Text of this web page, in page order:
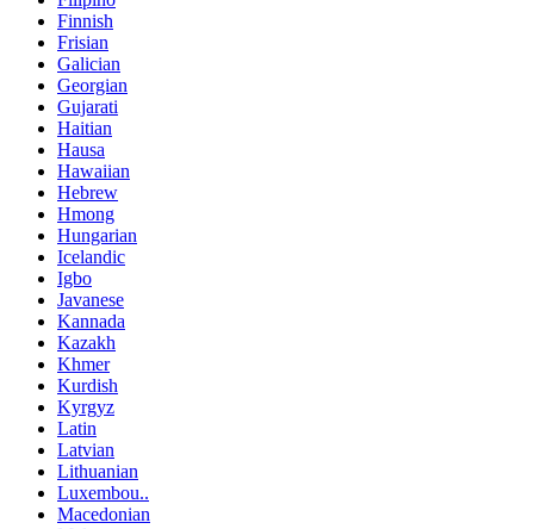
Finnish
Frisian
Galician
Georgian
Gujarati
Haitian
Hausa
Hawaiian
Hebrew
Hmong
Hungarian
Icelandic
Igbo
Javanese
Kannada
Kazakh
Khmer
Kurdish
Kyrgyz
Latin
Latvian
Lithuanian
Luxembou..
Macedonian